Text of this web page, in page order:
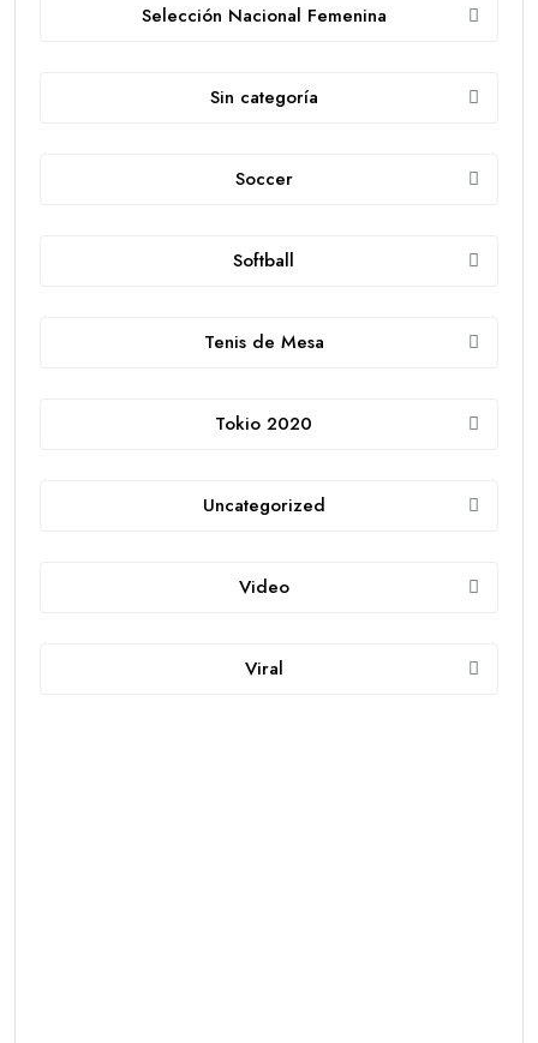
Selección Nacional Femenina
Sin categoría
Soccer
Softball
Tenis de Mesa
Tokio 2020
Uncategorized
Video
Viral